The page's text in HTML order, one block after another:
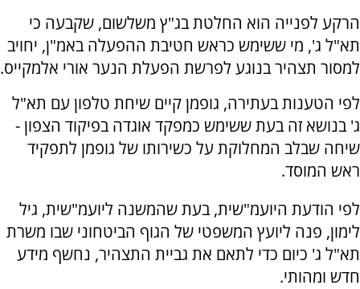
הרקע לפנייה הוא החלטת בג"ץ משלשום, שקבעה כי
תא"ל ג', מי ששימש כראש חטיבת ההפעלה באמ"ן, יחויב
למסור תצהיר בנוגע לפרשת הפעלת הנער אורי אלמקייס.
לפי הטענות בעתירה, גופמן קיים שיחת טלפון עם תא"ל
ג' בנושא זה בעת ששימש כמפקד אוגדה בפיקוד הצפון -
שיחה שבלב המחלוקת על כשירותו של גופמן לתפקיד
ראש המוסד.
לפי הודעת היועמ"שית, בעת שהמשנה ליועמ"שית, גיל
לימון, פנה ליועץ המשפטי של הגוף הביטחוני שבו משרת
תא"ל ג' כיום כדי לתאם את גביית התצהיר, נחשף מידע
חדש ומהותי.